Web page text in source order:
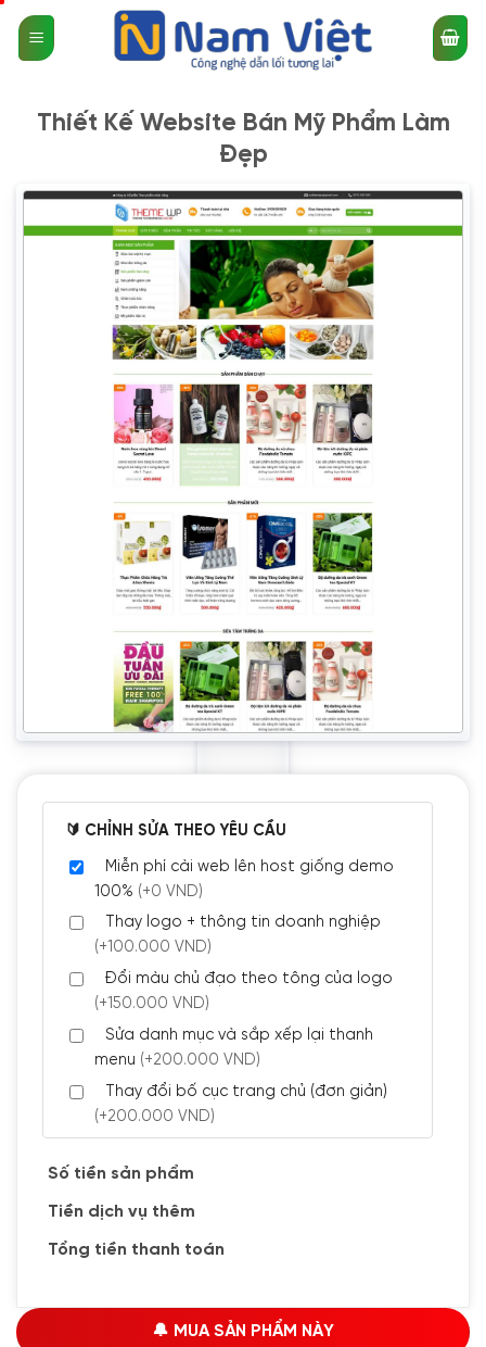
qua
nội
Thiết Kế Website Bán Mỹ Phẩm Làm
Đẹp
🔰 CHỈNH SỬA THEO YÊU CẦU
Miễn phí cài web lên host giống demo
100% (+0 VND)
Thay logo + thông tin doanh nghiệp
(+100.000 VND)
Đổi màu chủ đạo theo tông của logo
(+150.000 VND)
Sửa danh mục và sắp xếp lại thanh
menu (+200.000 VND)
Thay đổi bố cục trang chủ (đơn giản)
(+200.000 VND)
(+300.000 VND)
🔰 CÀI ĐẶT PLUGINS
Cài đặt plugin theo yêu cầu
Cài plugin xử lý thanh toán tự động qua
ngân hàng vietcombank, techcombank,
Số tiền sản phẩm
Tiền dịch vụ thêm
Tổng tiền thanh toán
🔔 MUA SẢN PHẨM NÀY